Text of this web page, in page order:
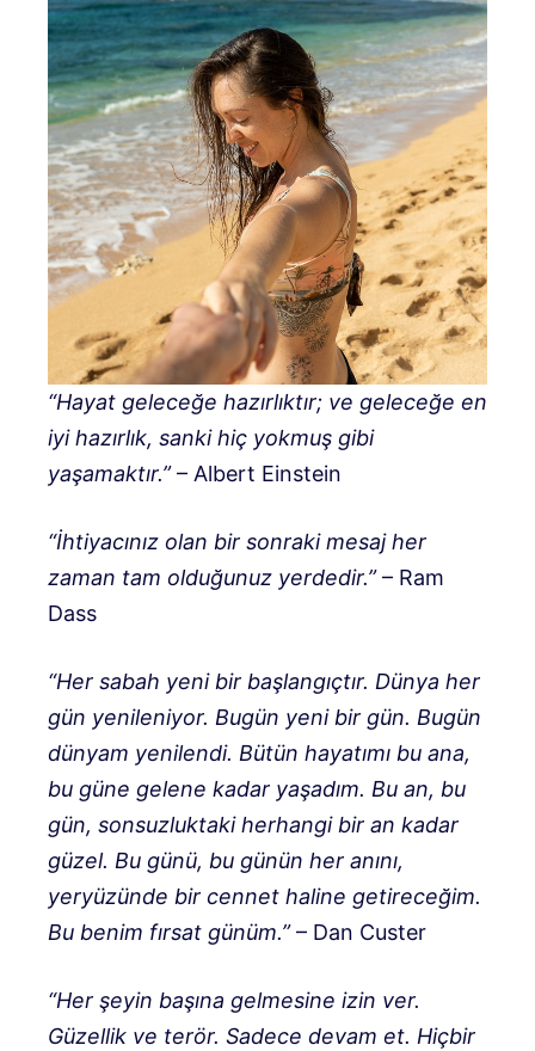
“Hayat geleceğe hazırlıktır; ve geleceğe en
iyi hazırlık, sanki hiç yokmuş gibi
yaşamaktır.”– Albert Einstein
“İhtiyacınız olan bir sonraki mesaj her
zaman tam olduğunuz yerdedir.”– Ram
Dass
“Her sabah yeni bir başlangıçtır. Dünya her
gün yenileniyor. Bugün yeni bir gün. Bugün
dünyam yenilendi. Bütün hayatımı bu ana,
bu güne gelene kadar yaşadım. Bu an, bu
gün, sonsuzluktaki herhangi bir an kadar
güzel. Bu günü, bu günün her anını,
yeryüzünde bir cennet haline getireceğim.
Bu benim fırsat günüm.”– Dan Custer
“Her şeyin başına gelmesine izin ver.
Güzellik ve terör. Sadece devam et. Hiçbir